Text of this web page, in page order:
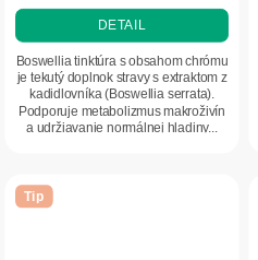
DETAIL
Boswellia tinktúra s obsahom chrómu
je tekutý doplnok stravy s extraktom z
kadidlovníka (Boswellia serrata).
Podporuje metabolizmus makroživín
a udržiavanie normálnej hladiny...
Tip